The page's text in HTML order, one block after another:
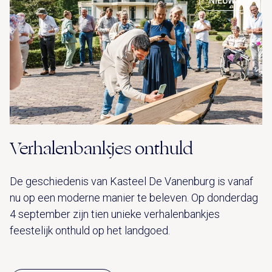
Verhalenbankjes onthuld
De geschiedenis van Kasteel De Vanenburg is vanaf
nu op een moderne manier te beleven. Op donderdag
4 september zijn tien unieke verhalenbankjes
feestelijk onthuld op het landgoed.